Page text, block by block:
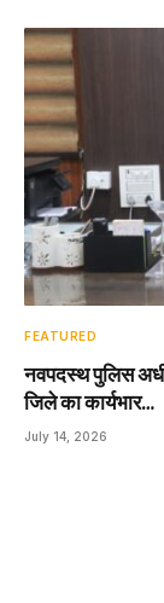
FEATURED
नवपदस्थ पुलिस
जिले का कार्यभार…
July 14, 2026